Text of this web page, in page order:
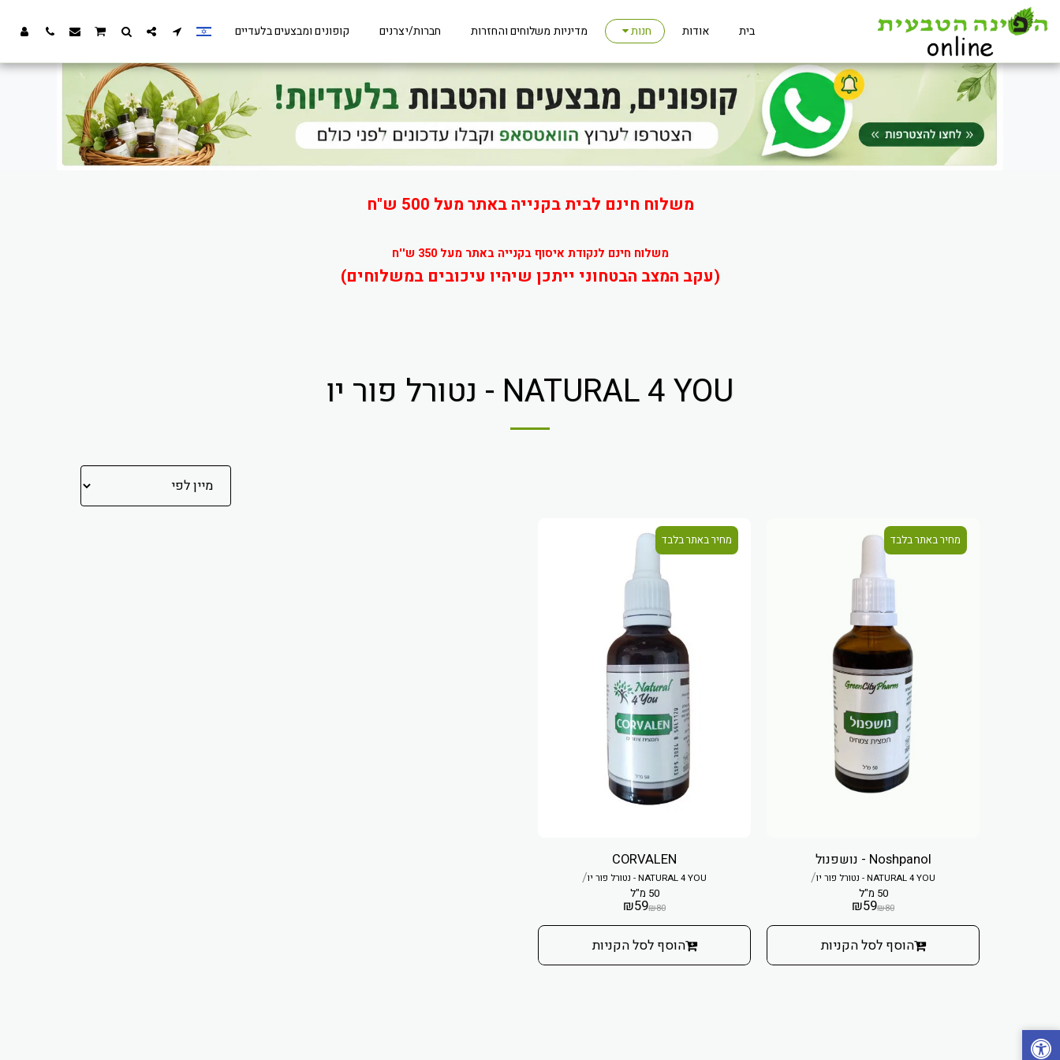
משלוח חינם לבית בקנייה באתר מעל 500 ש"ח
משלוח חינם לנקודת איסוף בקנייה באתר מעל 350 ש''ח
(עקב המצב הבטחוני ייתכן שיהיו עיכובים במשלוחים)
בית אודות חנות מדיניות משלוחים והחזרות חברות/יצרנים קופונים ומבצעים בלעדיים
NATURAL 4 YOU - נטורל פור יו
מחיר באתר בלבד
Noshpanol - נושפנול
NATURAL 4 YOU - נטורל פור יו /
50 מ"ל
₪80
₪59
הוסף לסל הקניות
מחיר באתר בלבד
CORVALEN
NATURAL 4 YOU - נטורל פור יו /
50 מ"ל
₪80
₪59
הוסף לסל הקניות